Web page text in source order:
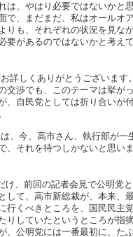
は、やはり必要ではないかと
で、まだまだ、私はオールオ
りも、それぞれの状況を見な
要があるのではないかと考えて
詳しくありがとうございます
交渉でも、このテーマは挙が
、自民党としては折り合いが
、今、高市さん、執行部が一
、それを待つしかないと思いま
、前回の記者会見で公明党
して、高市新総裁が、本来、
行くべきところを、国民民主
りしていたというところが指
、公明党には一番最初に、た